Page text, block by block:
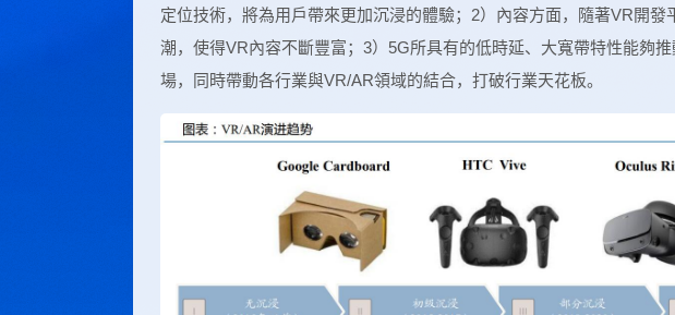
定位技術，將為用戶帶來更加沉浸的體驗；2）內容方面，隨著VR開
潮，使得VR內容不斷豐富；3）5G所具有的低時延、大寬帶特性能夠
場，同時帶動各行業與VR/AR領域的結合，打破行業天花板。